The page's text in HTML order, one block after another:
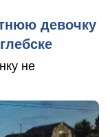
девочку
не